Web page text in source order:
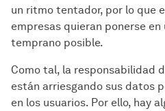
un ritmo tentador, por lo que
empresas quieran ponerse en
temprano posible.
Como tal, la responsabilidad
están arriesgando sus datos
en los usuarios. Por ello, hay